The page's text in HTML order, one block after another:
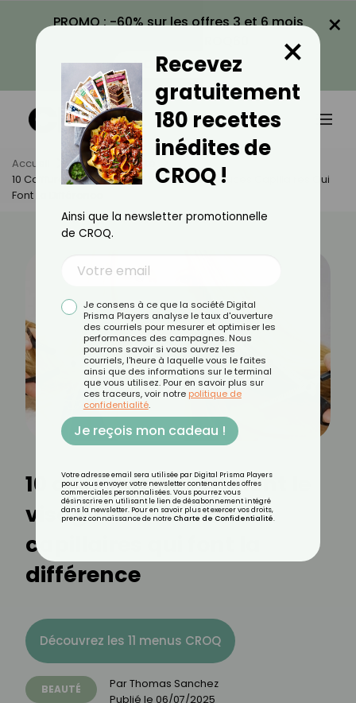
PROMO : -60% sur les offres 3 et 6 mois
VOIR LA PROMO
×
Accueil Actus
Beauté
10 Coiffures Qui Affinent Le Visage : Les Astuces Capillaires Qui
Font La Différence
10 coiffures qui affinent le
visage : les astuces
capillaires qui font la
différence
Découvrez les 11 menus CROQ
BEAUTÉ ParThomas Sanchez
Publié le 06/07/2025
Recevez
gratuitement
180 recettes
inédites de
CROQ !
×
Ainsi que la newsletter promotionnelle
de CROQ.
Je consens à ce que la société Digital
Prisma Players analyse le taux d'ouverture
des courriels pour mesurer et optimiser les
performances des campagnes. Nous
pourrons savoir si vous ouvrez les
courriels, l'heure à laquelle vous le faites
ainsi que des informations sur le terminal
que vous utilisez. Pour en savoir plus sur
ces traceurs, voir notre politique de
confidentialité.
Je reçois mon cadeau !
Votre adresse email sera utilisée par Digital Prisma Players
pour vous envoyer votre newsletter contenant des offres
commerciales personnalisées. Vous pourrez vous
désinscrire en utilisant le lien de désabonnement intégré
dans la newsletter. Pour en savoir plus et exercer vos droits,
prenez connaissance de notre Charte de Confidentialité.